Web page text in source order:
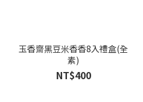
玉香齋黑豆米香香8入禮盒(全
素)
NT$400